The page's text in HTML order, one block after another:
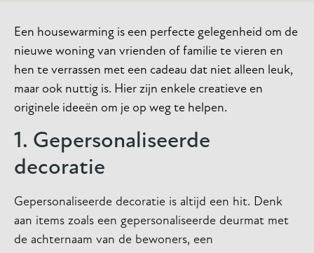
Een housewarming is een perfecte gelegenheid om de
nieuwe woning van vrienden of familie te vieren en
hen te verrassen met een cadeau dat niet alleen leuk,
maar ook nuttig is. Hier zijn enkele creatieve en
originele ideeën om je op weg te helpen.
1. Gepersonaliseerde
decoratie
Gepersonaliseerde decoratie is altijd een hit. Denk
aan items zoals een gepersonaliseerde deurmat met
de achternaam van de bewoners, een